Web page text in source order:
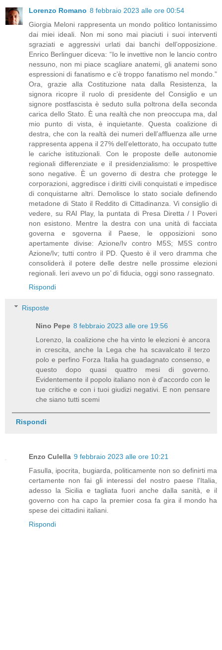
Lorenzo Romano 8 febbraio 2023 alle ore 00:54
Giorgia Meloni rappresenta un mondo politico lontanissimo
dai miei ideali. Non mi sono mai piaciuti i suoi interventi
sgraziati e aggressivi urlati dai banchi dell’opposizione.
Enrico Berlinguer diceva: “Io le invettive non le lancio contro
nessuno, non mi piace scagliare anatemi, gli anatemi sono
espressioni di fanatismo e c’è troppo fanatismo nel mondo.”
Ora, grazie alla Costituzione nata dalla Resistenza, la
signora ricopre il ruolo di presidente del Consiglio e un
signore postfascista è seduto sulla poltrona della seconda
carica dello Stato. È una realtà che non preoccupa ma, dal
mio punto di vista, è inquietante. Questa coalizione di
destra, che con la realtà dei numeri dell’affluenza alle urne
rappresenta appena il 27% dell’elettorato, ha occupato tutte
le cariche istituzionali. Con le proposte delle autonomie
regionali differenziate e il presidenzialismo: le prospettive
sono negative. È un governo di destra che protegge le
corporazioni, aggredisce i diritti civili conquistati e impedisce
di conquistarne altri. Demolisce lo stato sociale definendo
metadone di Stato il Reddito di Cittadinanza. Vi consiglio di
vedere, su RAI Play, la puntata di Presa Diretta / I Poveri
non esistono. Mentre la destra con una unità di facciata
governa e sgoverna il Paese, le opposizioni sono
apertamente divise: Azione/Iv contro M5S; M5S contro
Azione/Iv; tutti contro il PD. Questo è il vero dramma che
consoliderà il potere delle destre nelle prossime elezioni
regionali. Ieri avevo un po’ di fiducia, oggi sono rassegnato.
Rispondi
Risposte
Nino Pepe 8 febbraio 2023 alle ore 19:56
Lorenzo, la coalizione che ha vinto le elezioni è ancora
in crescita, anche la Lega che ha scavalcato il terzo
polo e perfino Forza Italia ha guadagnato consenso, e
questo dopo quasi quattro mesi di governo.
Evidentemente il popolo italiano non è d'accordo con le
tue critiche e con i tuoi giudizi negativi. E non pensare
che siano tutti scemi
Rispondi
Enzo Culella 9 febbraio 2023 alle ore 10:21
Fasulla, ipocrita, bugiarda, politicamente non so definirti ma
certamente non fai gli interessi del nostro paese l'Italia,
adesso la Sicilia e tagliata fuori anche dalla sanità, e il
governo con ha capo la premier cosa fa gira il mondo ha
spese dei cittadini italiani.
Rispondi